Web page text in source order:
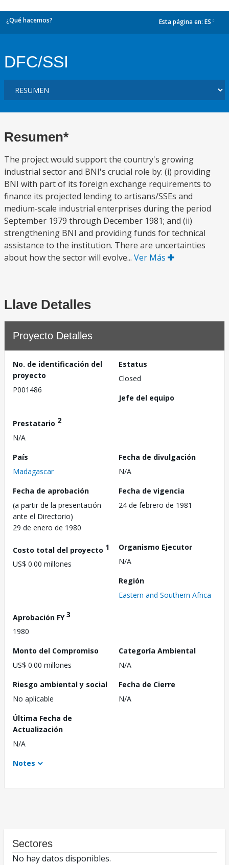
¿Qué hacemos? Esta página en: ES
DFC/SSI
Resumen*
The project would support the country's growing
industrial sector and BNI's crucial role by: (i) providing
BNI with part of its foreign exchange requirements to
finance its projected lending to artisans/SSEs and
medium-scale industrial enterprises during the period
September 1979 through December 1981; and (ii)
strengthening BNI and providing funds for technical
assistance to the institution. There are uncertainties
about how the sector will evolve... Ver Más
Llave Detalles
Proyecto Detalles
No. de identificación del
proyecto
P001486
Estatus
Closed
Jefe del equipo
Prestatario 2
N/A
País
Madagascar
Fecha de divulgación
N/A
Fecha de aprobación
(a partir de la presentación
ante el Directorio)
29 de enero de 1980
Fecha de vigencia
24 de febrero de 1981
Costo total del proyecto 1
US$ 0.00 millones
Organismo Ejecutor
N/A
Región
Eastern and Southern Africa
Aprobación FY3
1980
Monto del Compromiso
US$ 0.00 millones
Categoría Ambiental
N/A
Riesgo ambiental y social
No aplicable
Fecha de Cierre
N/A
Última Fecha de
Actualización
N/A
Notes
Sectores
No hay datos disponibles.